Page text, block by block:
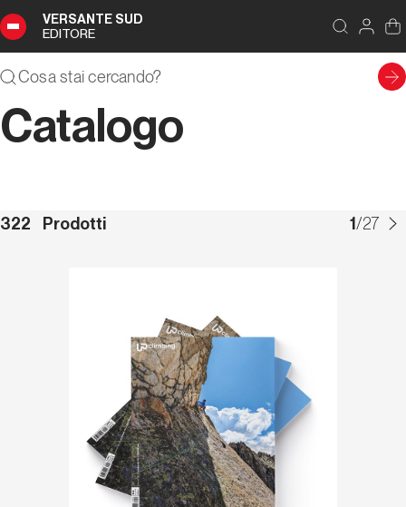
VERSANTE SUD
EDITORE
Catalogo
322 Prodotti 1/27